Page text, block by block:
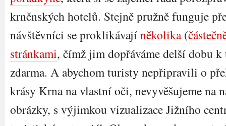
krněnských hotelů. Stejně pružně funguje
návštěvníci se proklikávajíněkolika(
stránkami, čímž jim dopřáváme delší dobu k
zdarma. A abychom turisty nepřipravili o
krásy Krna na vlastní oči, nevyvěšujeme na
obrázky, s výjimkou vizualizace Jižního